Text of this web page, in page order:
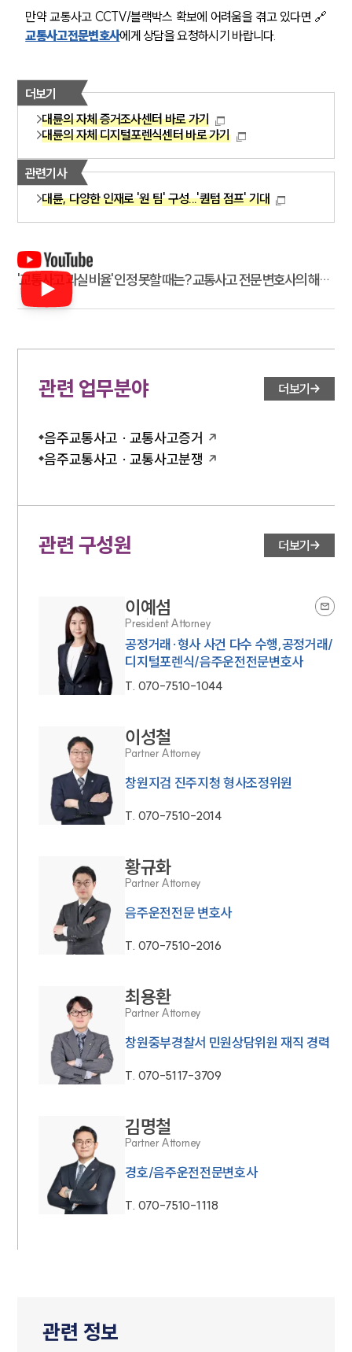
만약 교통사고 CCTV/블랙박스 확보에 어려움을 겪고 있다면 🔗
교통사고전문변호사에게 상담을 요청하시기 바랍니다.
더보기
대륜의 자체 증거조사센터 바로 가기
대륜의 자체 디지털포렌식센터 바로 가기
관련기사
대륜, 다양한 인재로 '원 팀' 구성...'퀀텀 점프' 기대
'교통사고 과실 비율' 인정 못할 때는? 교통사고 전문 변호사의 해결
법!
관련 업무분야 더보기
음주교통사고 · 교통사고증거
음주교통사고 · 교통사고분쟁
관련 구성원 더보기
이예섬
President Attorney
공정거래·형사 사건 다수 수행,공정거래/
디지털포렌식/음주운전전문변호사
T. 070-7510-1044
이성철
Partner Attorney
창원지검 진주지청 형사조정위원
T. 070-7510-2014
황규화
Partner Attorney
음주운전전문 변호사
T. 070-7510-2016
최용환
Partner Attorney
창원중부경찰서 민원상담위원 재직 경력
T. 070-5117-3709
김명철
Partner Attorney
경호/음주운전전문변호사
T. 070-7510-1118
관련 정보